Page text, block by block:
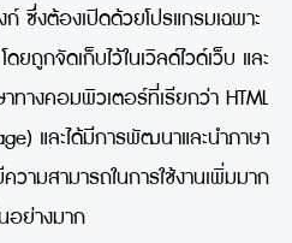
ซึ่งต้องเปิดด้วยโปรแกรมเฉพาะ
โดยถูกจัดเก็บไว้ในเวิลด์ไวด์เว็บ และ
ทางคอมพิวเตอร์ที่เรียกว่า HTML
และได้มีการพัฒนาและนำภาษา
ามสามารถในการใช้งานเพิ่มมาก
อย่างมาก